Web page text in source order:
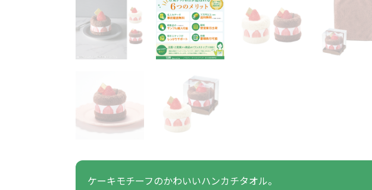
その他
あったかグッズ
あったかグッズ全般
お菓子・食品・飲料
お菓子・食品・飲料全般
展示会向けバッグ特集
体育祭・文化祭・運動会におす
すめのノベルティ オリジナルグ
ケーキモチーフのかわいいハンカチタオル。